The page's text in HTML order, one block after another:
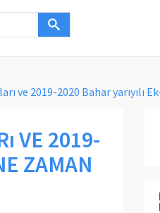
ve 2019-2020 Bahar yarıyılı
VE 2019-
ZAMAN